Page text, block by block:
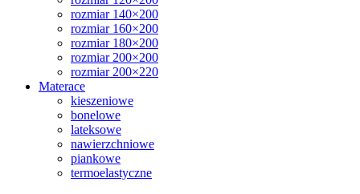
rozmiar 140×200
rozmiar 160×200
rozmiar 180×200
rozmiar 200×200
rozmiar 200×220
Materace
kieszeniowe
bonelowe
lateksowe
nawierzchniowe
piankowe
termoelastyczne